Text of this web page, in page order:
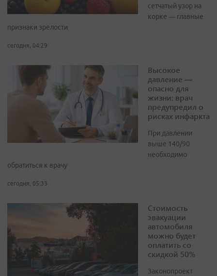
сетчатый узор на
корке — главные
признаки зрелости
сегодня, 04:29
Высокое
давление —
опасно для
жизни: врач
предупредил о
рисках инфаркта
При давлении
выше 140/90
необходимо
обратиться к врачу
сегодня, 05:33
Стоимость
эвакуации
автомобиля
можно будет
оплатить со
скидкой 50%
Законопроект